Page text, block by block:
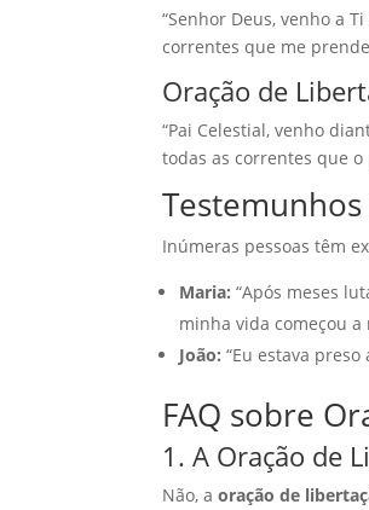
“Senhor Deus, venho a
correntes que me
Oração de
“Pai Celestial, venho
todas as correntes que o
Inúmeras pessoas têm
Maria: “Após meses
minha vida começou a
João: “Eu estava
FAQ sobre
1. A Oração de
Não, aoração de